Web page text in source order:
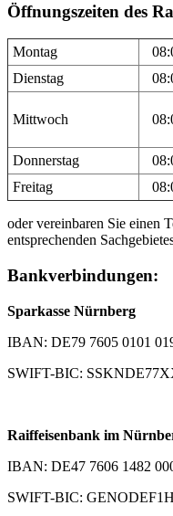
Öffnungszeiten des
Montag
Dienstag
Mittwoch
Donnerstag
Freitag
oder vereinbaren Sie einen
entsprechenden
Bankverbindungen:
Sparkasse Nürnberg
IBAN: DE79 7605 0101
SWIFT-BIC:
Raiffeisenbank im
IBAN: DE47 7606 1482
SWIFT-BIC: